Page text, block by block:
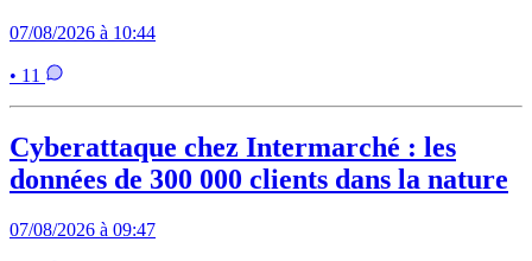
07/08/2026 à 10:44
• 11
Cyberattaque chez Intermarché : les
données de 300 000 clients dans la nature
07/08/2026 à 09:47